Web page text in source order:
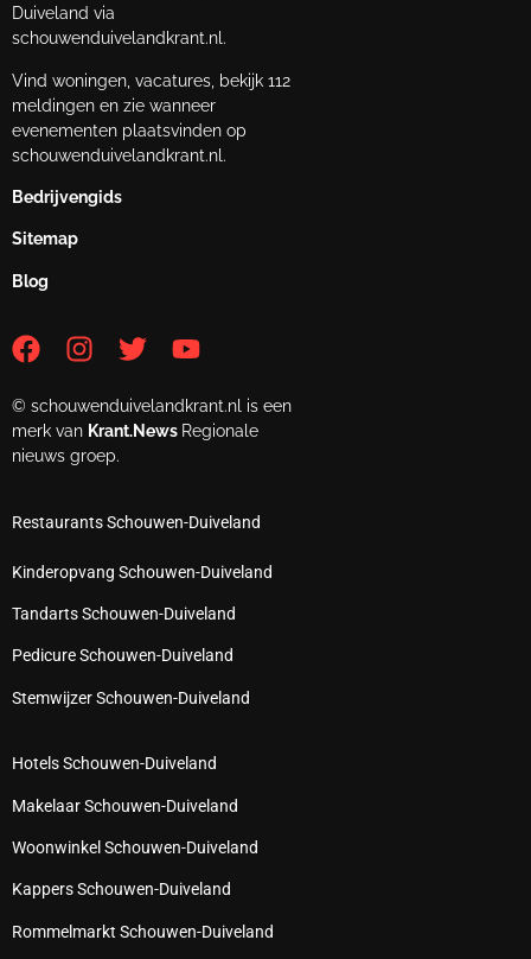
Duiveland via
schouwenduivelandkrant.nl.
Vind woningen, vacatures, bekijk 112
meldingen en zie wanneer
evenementen plaatsvinden op
schouwenduivelandkrant.nl.
Bedrijvengids
Sitemap
Blog
© schouwenduivelandkrant.nl is een
merk van Krant.News Regionale
nieuws groep.
Restaurants Schouwen-Duiveland
Kinderopvang Schouwen-Duiveland
Tandarts Schouwen-Duiveland
Pedicure Schouwen-Duiveland
Stemwijzer Schouwen-Duiveland
Hotels Schouwen-Duiveland
Makelaar Schouwen-Duiveland
Woonwinkel Schouwen-Duiveland
Kappers Schouwen-Duiveland
Rommelmarkt Schouwen-Duiveland